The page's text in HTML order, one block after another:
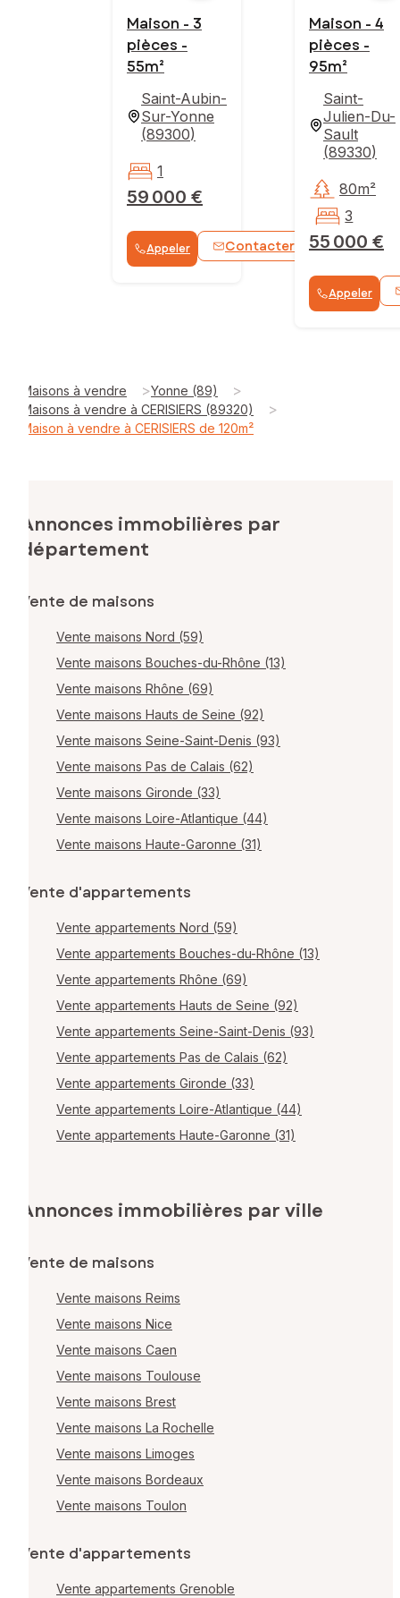
Maison - 3
pièces -
55m²
Saint-Aubin-
Sur-Yonne
(89300)
59 000 €
1
Appeler Contacter WhatsApp
Maison - 4
pièces -
95m²
Saint-
Julien-Du-
Sault
(89330)
55 000 €
80m²
3
Appeler
Maisons à vendre >Yonne (89) >
Maisons à vendre à CERISIERS (89320) >
Maison à vendre à CERISIERS de 120m²
Annonces immobilières par
département
Vente de maisons
Vente maisons Nord (59)
Vente maisons Bouches-du-Rhône (13)
Vente maisons Rhône (69)
Vente maisons Hauts de Seine (92)
Vente maisons Seine-Saint-Denis (93)
Vente maisons Pas de Calais (62)
Vente maisons Gironde (33)
Vente maisons Loire-Atlantique (44)
Vente maisons Haute-Garonne (31)
Vente d'appartements
Vente appartements Nord (59)
Vente appartements Bouches-du-Rhône (13)
Vente appartements Rhône (69)
Vente appartements Hauts de Seine (92)
Vente appartements Seine-Saint-Denis (93)
Vente appartements Pas de Calais (62)
Vente appartements Gironde (33)
Vente appartements Loire-Atlantique (44)
Vente appartements Haute-Garonne (31)
Annonces immobilières par ville
Vente de maisons
Vente maisons Reims
Vente maisons Nice
Vente maisons Caen
Vente maisons Toulouse
Vente maisons Brest
Vente maisons La Rochelle
Vente maisons Limoges
Vente maisons Bordeaux
Vente maisons Toulon
Vente d'appartements
Vente appartements Grenoble